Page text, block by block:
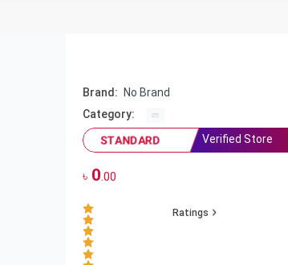
Brand:
No Brand
Category:
STANDARD
Verified Store
৳0 .00
Ratings